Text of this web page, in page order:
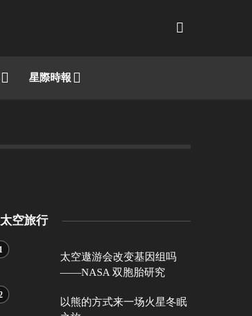
星際時報
太空旅行
太空遨游会改变基因组吗
——NASA 双胞胎研究
以熊的方式来一场火星冬眠